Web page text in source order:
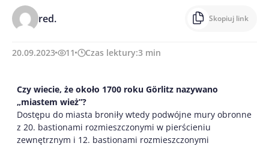
red. Skopiuj link
20.09.2023 11 Czas lektury:3 min
Czy wiecie, że około 1700 roku Görlitz nazywano
„miastem wież”?
Dostępu do miasta broniły wtedy podwójne mury obronne
z 20. bastionami rozmieszczonymi w pierścieniu
zewnętrznym i 12. bastionami rozmieszczonymi